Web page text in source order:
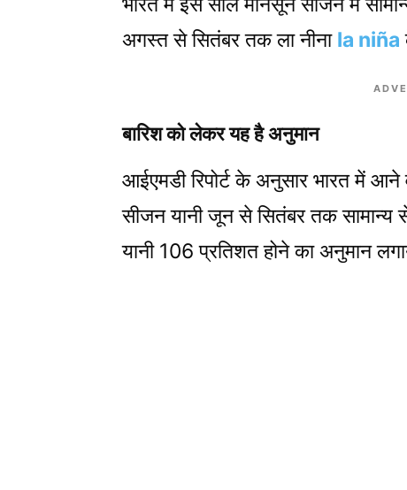
अगस्त से सितंबर तक ला नीना la niña
बारिश को लेकर यह है अनुमान
आईएमडी रिपोर्ट के अनुसार भारत में
सीजन यानी जून से सितंबर तक
यानी 106 प्रतिशत होने का अनुमान